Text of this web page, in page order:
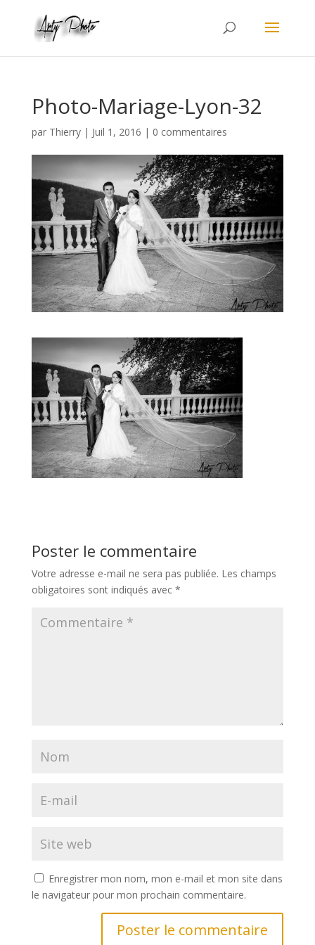
Photo-Mariage-Lyon-32
par Thierry| Juil 1, 2016 | 0 commentaires
Poster le commentaire
Votre adresse e-mail ne sera pas publiée. Les champs
obligatoires sont indiqués avec *
Enregistrer mon nom, mon e-mail et mon site dans
le navigateur pour mon prochain commentaire.